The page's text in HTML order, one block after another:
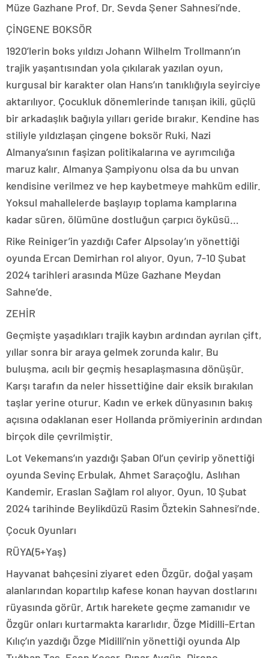
Müze Gazhane Prof. Dr. Sevda Şener Sahnesi’nde.
ÇİNGENE BOKSÖR
1920’lerin boks yıldızı Johann Wilhelm Trollmann’ın
trajik yaşantısından yola çıkılarak yazılan oyun,
kurgusal bir karakter olan Hans’ın tanıklığıyla seyirciye
aktarılıyor. Çocukluk dönemlerinde tanışan ikili, güçlü
bir arkadaşlık bağıyla yılları geride bırakır. Kendine has
stiliyle yıldızlaşan çingene boksör Ruki, Nazi
Almanya’sının faşizan politikalarına ve ayrımcılığa
maruz kalır. Almanya Şampiyonu olsa da bu unvan
kendisine verilmez ve hep kaybetmeye mahküm edilir.
Yoksul mahallelerde başlayıp toplama kamplarına
kadar süren, ölümüne dostluğun çarpıcı öyküsü…
Rike Reiniger’in yazdığı Cafer Alpsolay’ın yönettiği
oyunda Ercan Demirhan rol alıyor. Oyun, 7-10 Şubat
2024 tarihleri arasında Müze Gazhane Meydan
Sahne’de.
ZEHİR
Geçmişte yaşadıkları trajik kaybın ardından ayrılan çift,
yıllar sonra bir araya gelmek zorunda kalır. Bu
buluşma, acılı bir geçmiş hesaplaşmasına dönüşür.
Karşı tarafın da neler hissettiğine dair eksik bırakılan
taşlar yerine oturur. Kadın ve erkek dünyasının bakış
açısına odaklanan eser Hollanda prömiyerinin ardından
birçok dile çevrilmiştir.
Lot Vekemans’ın yazdığı Şaban Ol’un çevirip yönettiği
oyunda Sevinç Erbulak, Ahmet Saraçoğlu, Aslıhan
Kandemir, Eraslan Sağlam rol alıyor. Oyun, 10 Şubat
2024 tarihinde Beylikdüzü Rasim Öztekin Sahnesi’nde.
Çocuk Oyunları
RÜYA(5+Yaş)
Hayvanat bahçesini ziyaret eden Özgür, doğal yaşam
alanlarından kopartılıp kafese konan hayvan dostlarını
rüyasında görür. Artık harekete geçme zamanıdır ve
Özgür onları kurtarmakta kararlıdır. Özge Midilli-Ertan
Kılıç’ın yazdığı Özge Midilli’nin yönettiği oyunda Alp